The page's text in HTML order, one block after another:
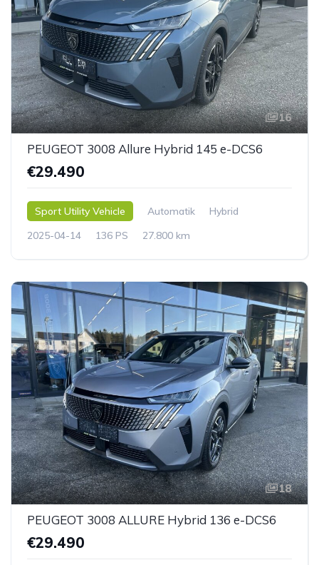
16
PEUGEOT 3008 Allure Hybrid 145 e-DCS6
€29.490
Sport Utility Vehicle Automatik
Hybrid
2025-04-14
136 PS 27.800 km
18
PEUGEOT 3008 ALLURE Hybrid 136 e-DCS6
€29.490